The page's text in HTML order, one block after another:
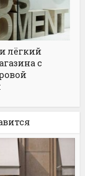
лёгкий
с